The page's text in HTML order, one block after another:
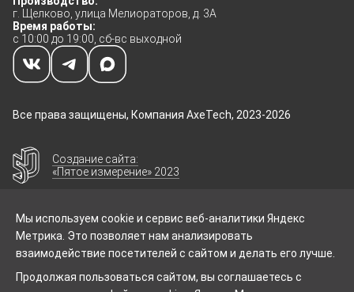
г. Щелково, улица Мелиораторов, д. 3А
Время работы:
с 10:00 до 19:00, сб-вс выходной
Все права защищены, Компания AxeTech, 2023-2026
Создание сайта:
«Пятое измерение» 2023
Размещённые данные на сайте носят
информационный характер, могут иметь
Мы используем cookie и сервис веб-аналитики Яндекс
Метрика. Это позволяет нам анализировать
взаимодействие посетителей с сайтом и делать его лучше.
Продолжая пользоваться сайтом, вы соглашаетесь с